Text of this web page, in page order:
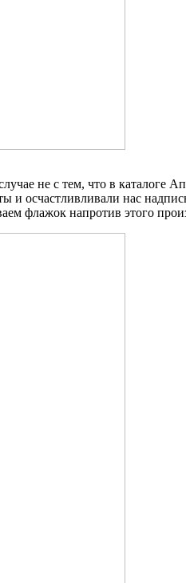
не с тем, что в каталоге
и осчастливливали нас
флажок напротив этого